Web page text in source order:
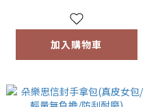
加入購物車